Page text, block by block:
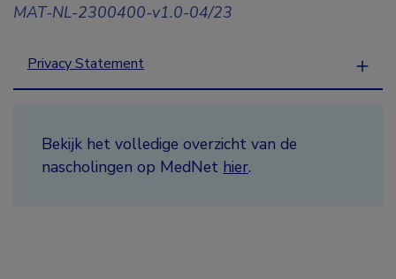
MAT-NL-2300400-v1.0-04/23
Privacy Statement
Bekijk het volledige overzicht van de
nascholingen op MedNet hier.